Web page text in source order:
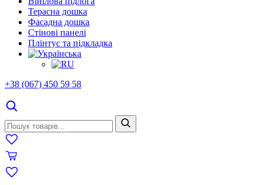
Терасна дошка
Фасадна дошка
Стінові панелі
Плінтус та підкладка
+38 (067) 450 59 58